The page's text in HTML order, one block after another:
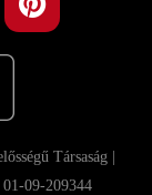
Társaság |
09-209344